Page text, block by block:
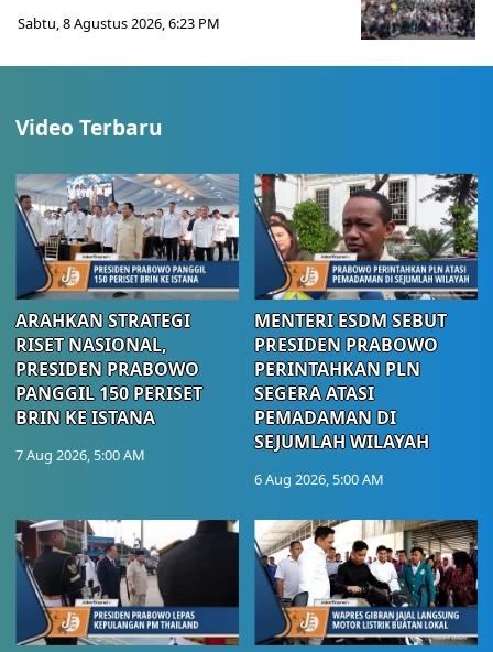
Sabtu, 8 Agustus 2026, 6:23 PM
Video Terbaru
ARAHKAN STRATEGI
RISET NASIONAL,
PRESIDEN PRABOWO
PANGGIL 150 PERISET
BRIN KE ISTANA
7 Aug 2026, 5:00 AM
MENTERI ESDM SEBUT
PRESIDEN PRABOWO
PERINTAHKAN PLN
SEGERA ATASI
PEMADAMAN DI
SEJUMLAH WILAYAH
6 Aug 2026, 5:00 AM